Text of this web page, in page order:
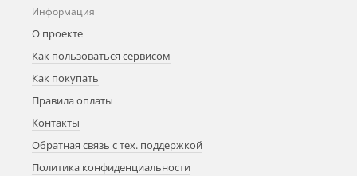
Информация
О проекте
Как пользоваться сервисом
Как покупать
Правила оплаты
Контакты
Обратная связь с тех. поддержкой
Политика конфиденциальности